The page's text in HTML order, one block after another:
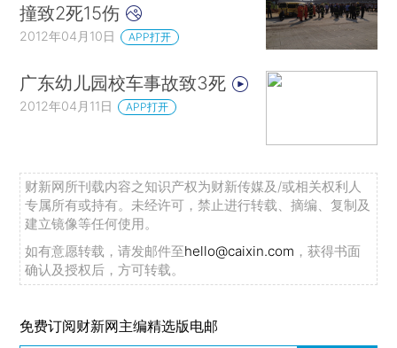
撞致2死15伤
2012年04月10日 APP打开
广东幼儿园校车事故致3死
2012年04月11日 APP打开
财新网所刊载内容之知识产权为财新传媒及/或相关权利人
专属所有或持有。未经许可，禁止进行转载、摘编、复制及
建立镜像等任何使用。
如有意愿转载，请发邮件至hello@caixin.com ，获得书面
确认及授权后，方可转载。
免费订阅财新网主编精选版电邮